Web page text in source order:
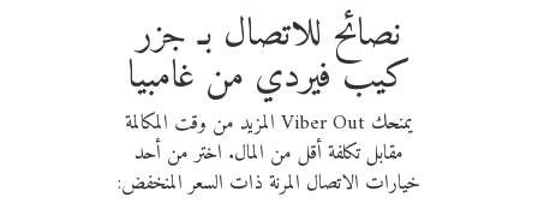
نصائح للاتصال بـ جزر
كيب فيردي من غامبيا
يمنحك Viber Out المزيد من وقت المكالمة
مقابل تكلفة أقل من المال. اختر من أحد
خيارات الاتصال المرنة ذات السعر المنخفض: